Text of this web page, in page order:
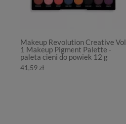
Makeup Revolution Creative Vol
1 Makeup Pigment Palette -
paleta cieni do powiek 12 g
41,59 zł